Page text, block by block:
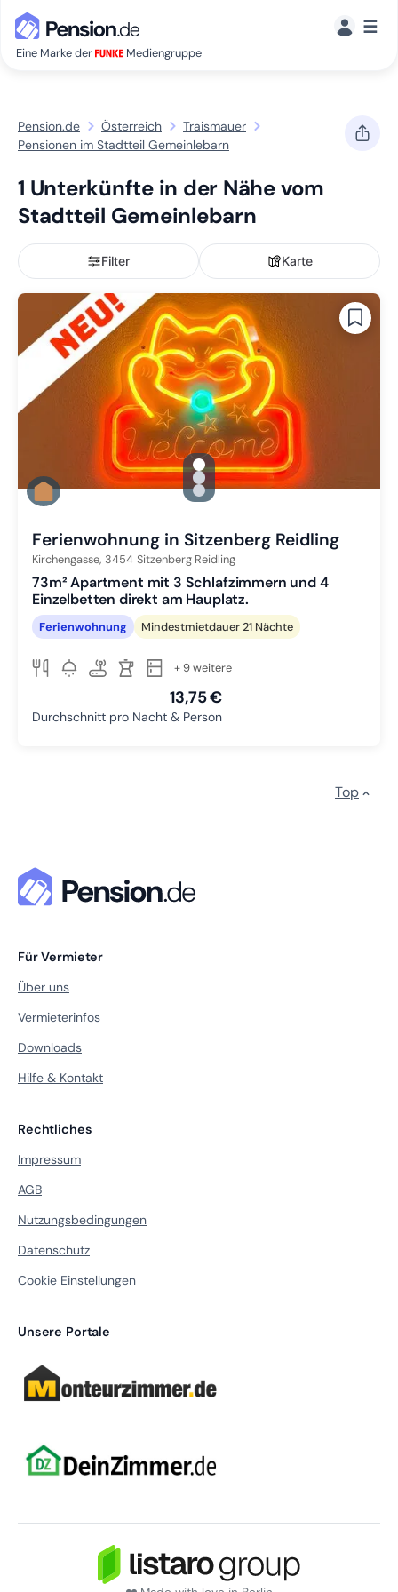
Eine Marke der Mediengruppe
☰
Pension.de Österreich
Traismauer
Pensionen im Stadtteil Gemeinlebarn
1 Unterkünfte in der Nähe vom
Stadtteil Gemeinlebarn
Filter Karte
gallery.slide_selector
Zu Slide 1 wechseln
Zu Slide 2 wechseln
Zu Slide 3 wechseln
Ferienwohnung in Sitzenberg Reidling
Kirchengasse, 3454 Sitzenberg Reidling
73m² Apartment mit 3 Schlafzimmern und 4
Einzelbetten direkt am Hauplatz.
Ferienwohnung Mindestmietdauer 21 Nächte
+ 9 weitere
13,75 €
Durchschnitt pro Nacht & Person
Top
Für Vermieter
Über uns
Vermieterinfos
Downloads
Hilfe & Kontakt
Rechtliches
Impressum
AGB
Nutzungsbedingungen
Datenschutz
Cookie Einstellungen
Unsere Portale